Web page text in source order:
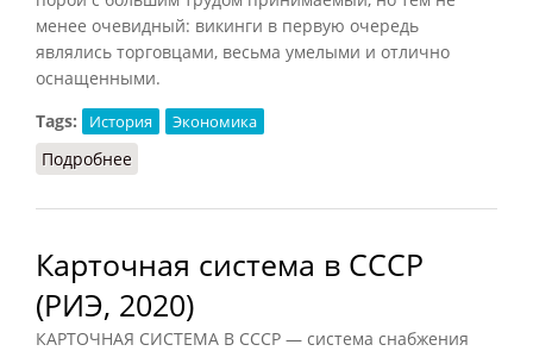
менее очевидный: викинги в первую очередь
являлись торговцами, весьма умелыми и отлично
оснащенными.
Tags:
История Экономика
Подробнее
Карточная система в СССР
(РИЭ, 2020)
КАРТОЧНАЯ СИСТЕМА В СССР — система снабжения